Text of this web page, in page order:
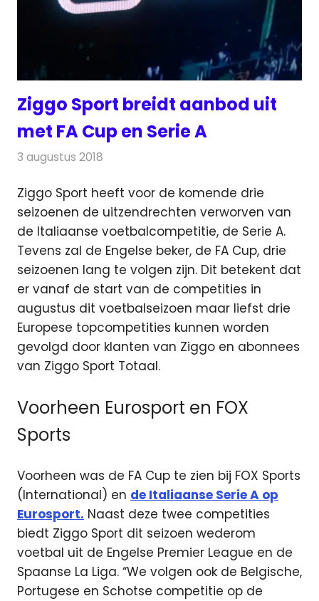
Ziggo Sport breidt aanbod uit
met FA Cup en Serie A
3 augustus 2018
Ziggo Sport heeft voor de komende drie
seizoenen de uitzendrechten verworven van
de Italiaanse voetbalcompetitie, de Serie A.
Tevens zal de Engelse beker, de FA Cup, drie
seizoenen lang te volgen zijn. Dit betekent dat
er vanaf de start van de competities in
augustus dit voetbalseizoen maar liefst drie
Europese topcompetities kunnen worden
gevolgd door klanten van Ziggo en abonnees
van Ziggo Sport Totaal.
Voorheen Eurosport en FOX
Sports
Voorheen was de FA Cup te zien bij FOX Sports
(International) en de Italiaanse Serie A op
Eurosport. Naast deze twee competities
biedt Ziggo Sport dit seizoen wederom
voetbal uit de Engelse Premier League en de
Spaanse La Liga. “We volgen ook de Belgische,
Portugese en Schotse competitie op de